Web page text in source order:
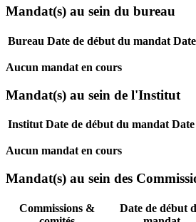
Mandat(s) au sein du bureau
Bureau Date de début du mandat
Aucun mandat en cours
Mandat(s) au sein de l'Institut
Institut Date de début du mandat
Aucun mandat en cours
Mandat(s) au sein des
Commissions &
Date de début